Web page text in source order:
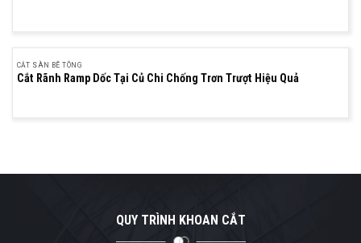
CẮT SÀN BÊ TÔNG
Cắt Rãnh Ramp Dốc Tại Củ Chi Chống Trơn Trượt Hiệu Quả
QUY TRÌNH KHOAN CẮT